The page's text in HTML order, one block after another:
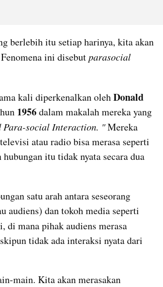
berlebih itu setiap harinya, kita akan
ini disebut parasocial
kali diperkenalkan oleh Donald
1956 dalam makalah mereka yang
Para-social Interaction. " Mereka
atau radio bisa merasa seperti
itu tidak nyata secara dua
satu arah antara seseorang
audiens) dan tokoh media seperti
di mana pihak audiens merasa
tidak ada interaksi nyata dari
main. Kita akan merasakan